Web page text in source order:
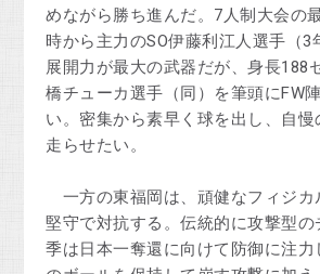
めながら勝ち進んだ。7人制大会の
時から主力のSO伊藤利江人選手（3
展開力が最大の武器だが、身長188
橋チューカ選手（同）を筆頭にFW
い。密集から素早く球を出し、自慢
走らせたい。
一方の東福岡は、頑健なフィジカ
堅守で対抗する。伝統的に攻撃型の
季は日本一奪還に向けて防御に注